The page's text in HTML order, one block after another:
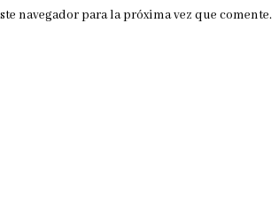
navegador para la próxima vez que comente.